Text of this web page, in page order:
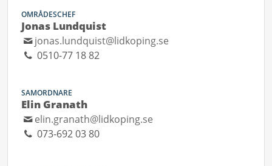
OMRÅDESCHEF
Jonas Lundquist
jonas.lundquist@lidkoping.se
0510-77 18 82
SAMORDNARE
Elin Granath
elin.granath@lidkoping.se
073-692 03 80